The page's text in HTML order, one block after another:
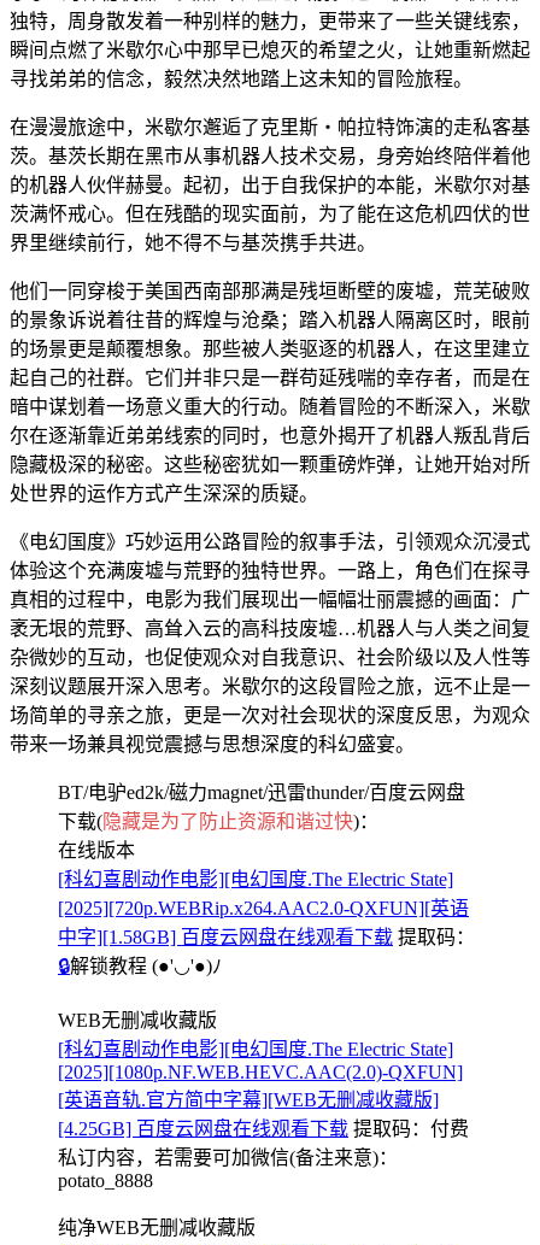
独特，周身散发着一种别样的魅力，更带来了一些关键线索，
瞬间点燃了米歇尔心中那早已熄灭的希望之火，让她重新燃起
寻找弟弟的信念，毅然决然地踏上这未知的冒险旅程。
在漫漫旅途中，米歇尔邂逅了克里斯・帕拉特饰演的走私客基
茨。基茨长期在黑市从事机器人技术交易，身旁始终陪伴着他
的机器人伙伴赫曼。起初，出于自我保护的本能，米歇尔对基
茨满怀戒心。但在残酷的现实面前，为了能在这危机四伏的世
界里继续前行，她不得不与基茨携手共进。
他们一同穿梭于美国西南部那满是残垣断壁的废墟，荒芜破败
的景象诉说着往昔的辉煌与沧桑；踏入机器人隔离区时，眼前
的场景更是颠覆想象。那些被人类驱逐的机器人，在这里建立
起自己的社群。它们并非只是一群苟延残喘的幸存者，而是在
暗中谋划着一场意义重大的行动。随着冒险的不断深入，米歇
尔在逐渐靠近弟弟线索的同时，也意外揭开了机器人叛乱背后
隐藏极深的秘密。这些秘密犹如一颗重磅炸弹，让她开始对所
处世界的运作方式产生深深的质疑。
《电幻国度》巧妙运用公路冒险的叙事手法，引领观众沉浸式
体验这个充满废墟与荒野的独特世界。一路上，角色们在探寻
真相的过程中，电影为我们展现出一幅幅壮丽震撼的画面：广
袤无垠的荒野、高耸入云的高科技废墟…机器人与人类之间复
杂微妙的互动，也促使观众对自我意识、社会阶级以及人性等
深刻议题展开深入思考。米歇尔的这段冒险之旅，远不止是一
场简单的寻亲之旅，更是一次对社会现状的深度反思，为观众
带来一场兼具视觉震撼与思想深度的科幻盛宴。
BT/电驴ed2k/磁力magnet/迅雷thunder/百度云网盘
下载(隐藏是为了防止资源和谐过快)：
在线版本
[科幻喜剧动作电影][电幻国度.The Electric State]
[2025][720p.WEBRip.x264.AAC2.0-QXFUN][英语
中字][1.58GB] 百度云网盘在线观看下载 提取码：
🔒解锁教程 (●'◡'●)ﾉ
WEB无删减收藏版
[科幻喜剧动作电影][电幻国度.The Electric State]
[2025][1080p.NF.WEB.HEVC.AAC(2.0)-QXFUN]
[英语音轨.官方简中字幕][WEB无删减收藏版]
[4.25GB] 百度云网盘在线观看下载 提取码： 付费
私订内容，若需要可加微信(备注来意)：
potato_8888
纯净WEB无删减收藏版